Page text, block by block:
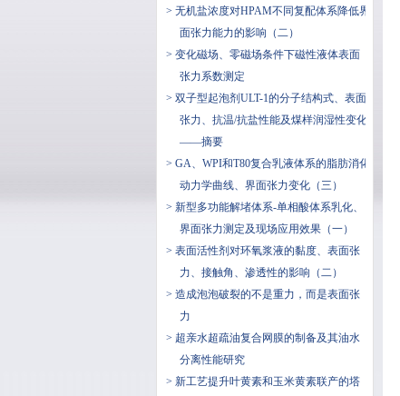
> 无机盐浓度对HPAM不同复配体系降低界
面张力能力的影响（二）
> 变化磁场、零磁场条件下磁性液体表面
张力系数测定
> 双子型起泡剂ULT-1的分子结构式、表面
张力、抗温/抗盐性能及煤样润湿性变化
——摘要
> GA、WPI和T80复合乳液体系的脂肪消化
动力学曲线、界面张力变化（三）
> 新型多功能解堵体系-单相酸体系乳化、
界面张力测定及现场应用效果（一）
> 表面活性剂对环氧浆液的黏度、表面张
力、接触角、渗透性的影响（二）
> 造成泡泡破裂的不是重力，而是表面张
力
> 超亲水超疏油复合网膜的制备及其油水
分离性能研究
> 新工艺提升叶黄素和玉米黄素联产的塔